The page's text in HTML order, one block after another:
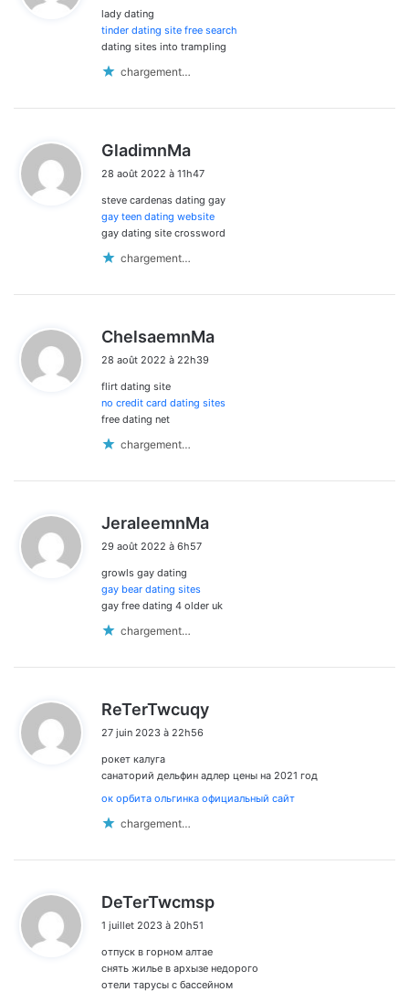
commentaires
:
lady dating
tinder dating site free search
dating sites into trampling
chargement…
GladimnMa
t
:
28 août 2022 à 11h47
steve cardenas dating gay
gay teen dating website
gay dating site crossword
chargement…
ChelsaemnMa
:
28 août 2022 à 22h39
flirt dating site
no credit card dating sites
free dating net
chargement…
JeraleemnMa
29 août 2022 à 6h57
growls gay dating
gay bear dating sites
gay free dating 4 older uk
chargement…
ReTerTwcuqy
:
27 juin 2023 à 22h56
рокет калуга
санаторий дельфин адлер цены на 2021 год
ок орбита ольгинка официальный сайт
chargement…
DeTerTwcmsp
:
1 juillet 2023 à 20h51
отпуск в горном алтае
снять жилье в архызе недорого
отели тарусы с бассейном